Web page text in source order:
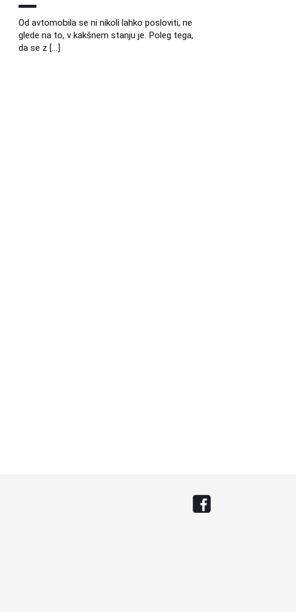
Od avtomobila se ni nikoli lahko posloviti, ne
glede na to, v kakšnem stanju je. Poleg tega,
da se z […]